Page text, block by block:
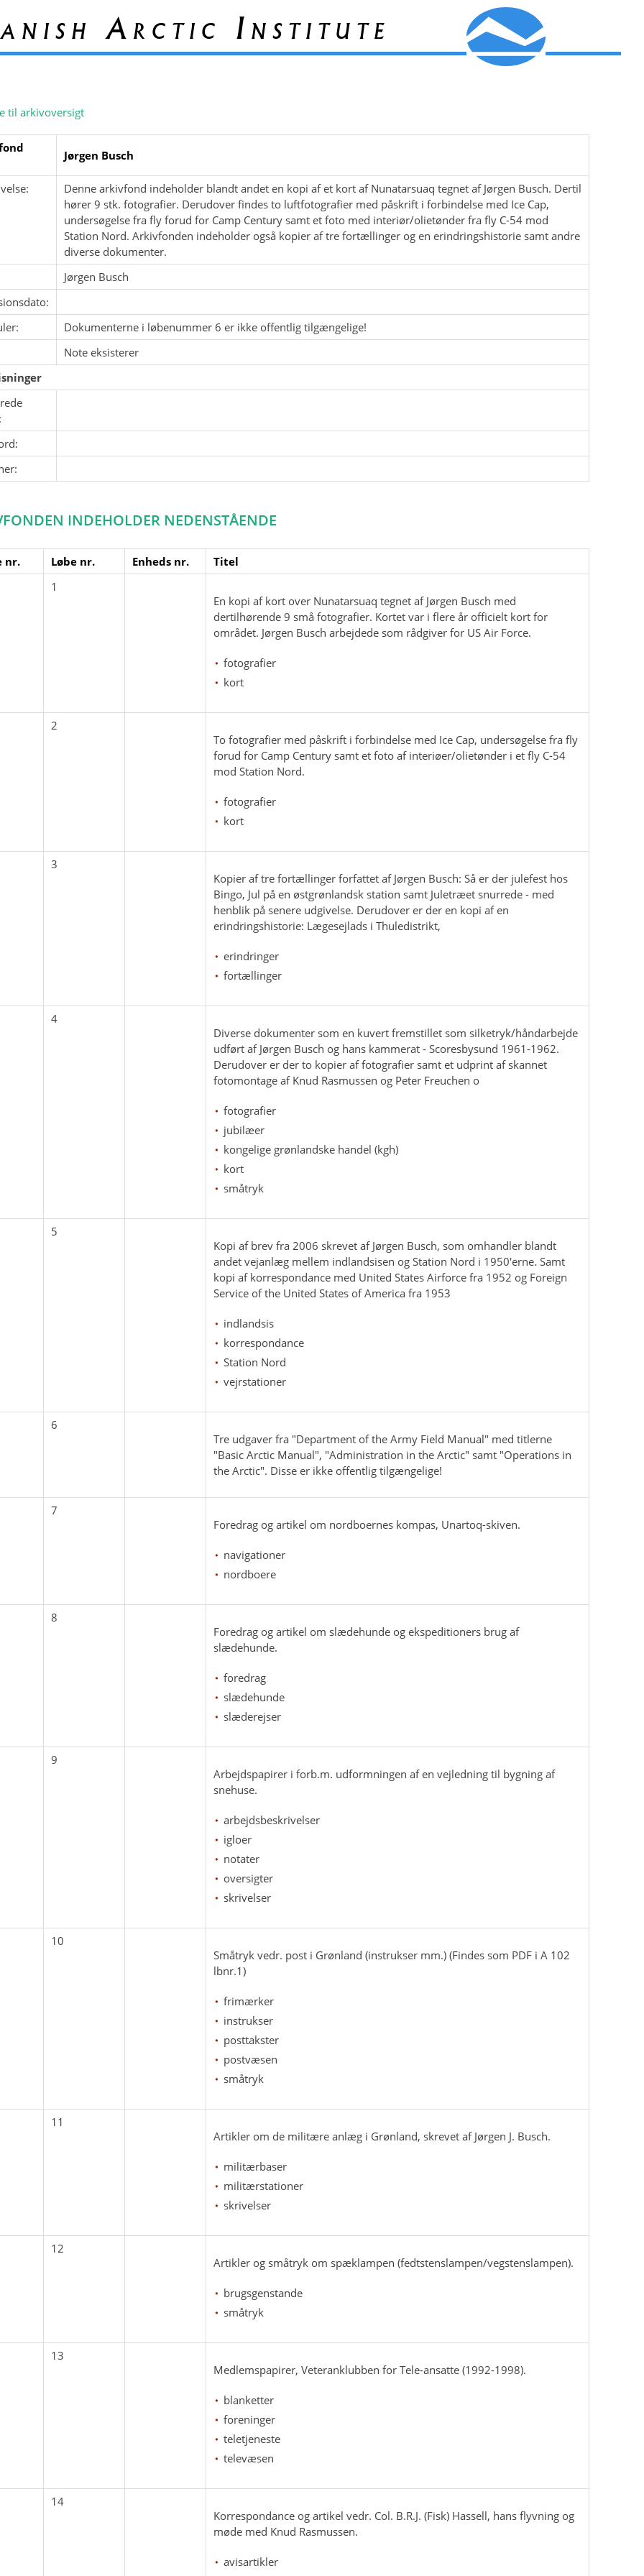
Arctic Institute
til arkivoversigt
Jørgen Busch
Denne arkivfond indeholder blandt andet en kopi af et kort af Nunatarsuaq tegnet af Jørgen Busch. Dertil
hører 9 stk. fotografier. Derudover findes to luftfotografier med påskrift i forbindelse med Ice Cap,
undersøgelse fra fly forud for Camp Century samt et foto med interiør/olietønder fra fly C-54 mod
Station Nord. Arkivfonden indeholder også kopier af tre fortællinger og en erindringshistorie samt andre
diverse dokumenter.
Jørgen Busch
Dokumenterne i løbenummer 6 er ikke offentlig tilgængelige!
Note eksisterer
INDEHOLDER NEDENSTÅENDE
nr. Løbe nr. Enheds nr.
Titel
1
En kopi af kort over Nunatarsuaq tegnet af Jørgen Busch med
dertilhørende 9 små fotografier. Kortet var i flere år officielt kort for
området. Jørgen Busch arbejdede som rådgiver for US Air Force.
fotografier
kort
2
To fotografier med påskrift i forbindelse med Ice Cap, undersøgelse fra fly
forud for Camp Century samt et foto af interiøer/olietønder i et fly C-54
mod Station Nord.
fotografier
kort
3
Kopier af tre fortællinger forfattet af Jørgen Busch: Så er der julefest hos
Bingo, Jul på en østgrønlandsk station samt Juletræet snurrede - med
henblik på senere udgivelse. Derudover er der en kopi af en
erindringshistorie: Lægesejlads i Thuledistrikt,
erindringer
fortællinger
4
Diverse dokumenter som en kuvert fremstillet som silketryk/håndarbejde
udført af Jørgen Busch og hans kammerat - Scoresbysund 1961-1962.
Derudover er der to kopier af fotografier samt et udprint af skannet
fotomontage af Knud Rasmussen og Peter Freuchen o
fotografier
jubilæer
kongelige grønlandske handel (kgh)
kort
småtryk
5
Kopi af brev fra 2006 skrevet af Jørgen Busch, som omhandler blandt
andet vejanlæg mellem indlandsisen og Station Nord i 1950'erne. Samt
kopi af korrespondance med United States Airforce fra 1952 og Foreign
Service of the United States of America fra 1953
indlandsis
korrespondance
Station Nord
vejrstationer
6
Tre udgaver fra "Department of the Army Field Manual" med titlerne
"Basic Arctic Manual", "Administration in the Arctic" samt "Operations in
the Arctic". Disse er ikke offentlig tilgængelige!
7
Foredrag og artikel om nordboernes kompas, Unartoq-skiven.
navigationer
nordboere
8
Foredrag og artikel om slædehunde og ekspeditioners brug af
slædehunde.
foredrag
slædehunde
slæderejser
9
Arbejdspapirer i forb.m. udformningen af en vejledning til bygning af
snehuse.
arbejdsbeskrivelser
igloer
notater
oversigter
skrivelser
10
Småtryk vedr. post i Grønland (instrukser mm.) (Findes som PDF i A 102
lbnr.1)
frimærker
instrukser
posttakster
postvæsen
småtryk
11
Artikler om de militære anlæg i Grønland, skrevet af Jørgen J. Busch.
militærbaser
militærstationer
skrivelser
12
Artikler og småtryk om spæklampen (fedtstenslampen/vegstenslampen).
brugsgenstande
småtryk
13
Medlemspapirer, Veteranklubben for Tele-ansatte (1992-1998).
blanketter
foreninger
teletjeneste
televæsen
14
Korrespondance og artikel vedr. Col. B.R.J. (Fisk) Hassell, hans flyvning og
møde med Knud Rasmussen.
avisartikler